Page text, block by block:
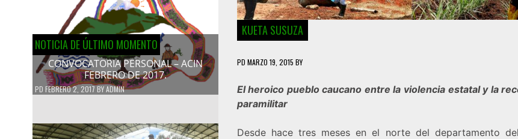
NOTICIA DE ÚLTIMO MOMENTO
CONVOCATORIA PERSONAL – ACIN
FEBRERO DE 2017.
PD FEBRERO 2, 2017BYADMIN
KUETA SUSUZA
PD MARZO 19, 2015 BY
El heroico pueblo caucano entre la violencia estatal y la
paramilitar
Desde hace tres meses en el norte del departamento